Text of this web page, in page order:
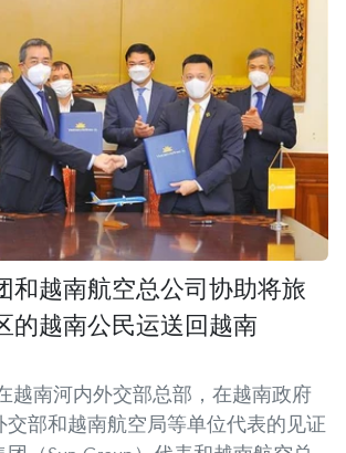
和越南航空总公司协助将旅
的越南公民运送回越南
越南河内外交部总部，在越南政府
交部和越南航空局等单位代表的见证